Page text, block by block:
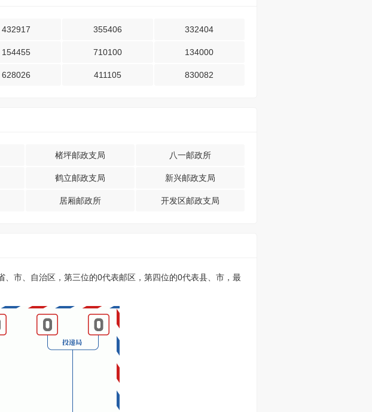
432917 355406 332404
154455 710100 134000
628026 411105 830082
楮坪邮政支局 八一邮政所
鹤立邮政支局 新兴邮政支局
居厢邮政所 开发区邮政支局
市、自治区，第三位的0代表邮区，第四位的0代表县、市，最